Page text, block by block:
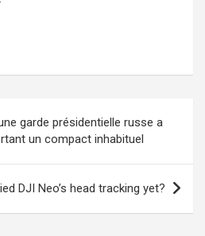
garde présidentielle russe a
un compact inhabituel
DJI Neo’s head tracking yet?